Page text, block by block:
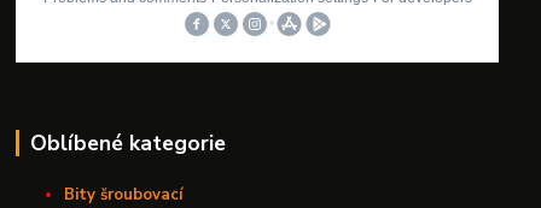
Oblíbené kategorie
Bity šroubovací